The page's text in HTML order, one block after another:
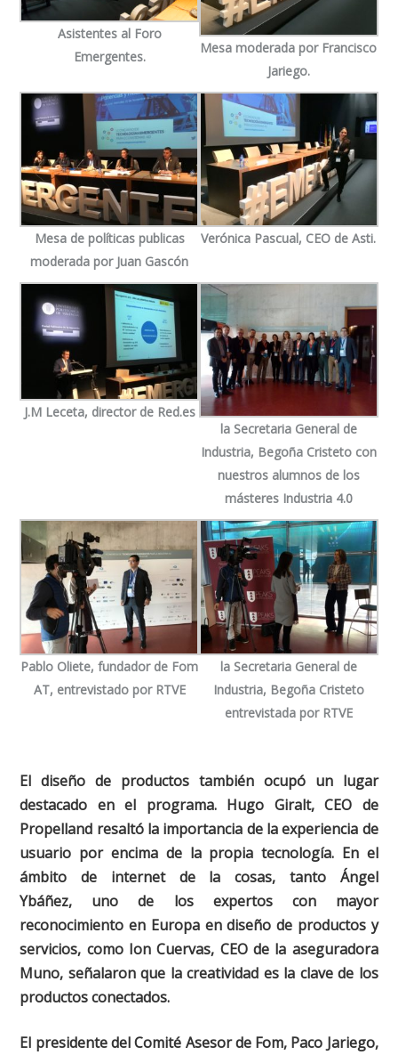
Asistentes al Foro
Emergentes.
Mesa moderada por Francisco
Jariego.
Mesa de políticas publicas
moderada por Juan Gascón
Verónica Pascual, CEO de Asti.
J.M Leceta, director de Red.es
la Secretaria General de
Industria, Begoña Cristeto con
nuestros alumnos de los
másteres Industria 4.0
Pablo Oliete, fundador de Fom
AT, entrevistado por RTVE
la Secretaria General de
Industria, Begoña Cristeto
entrevistada por RTVE
El diseño de productos también ocupó un lugar
destacado en el programa. Hugo Giralt, CEO de
Propelland resaltó la importancia de la experiencia de
usuario por encima de la propia tecnología. En el
ámbito de internet de la cosas, tanto Ángel
Ybáñez, uno de los expertos con mayor
reconocimiento en Europa en diseño de productos y
servicios, como Ion Cuervas, CEO de la aseguradora
Muno, señalaron que la creatividad es la clave de los
productos conectados.
El presidente del Comité Asesor de Fom, Paco Jariego,